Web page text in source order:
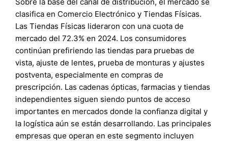
clasifica en Comercio Electrónico y Tiendas Físicas.
Las Tiendas Físicas lideraron con una cuota de
mercado del 72.3% en 2024. Los consumidores
continúan prefiriendo las tiendas para pruebas de
vista, ajuste de lentes, prueba de monturas y ajustes
postventa, especialmente en compras de
prescripción. Las cadenas ópticas, farmacias y tiendas
independientes siguen siendo puntos de acceso
importantes en mercados donde la confianza digital y
la logística aún se están desarrollando. Las principales
empresas que operan en este segmento incluyen